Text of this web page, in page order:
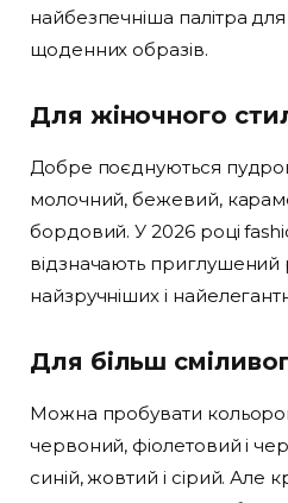
найбезпечніша палітра
щоденних образів.
Для жіночного
Добре поєднуються
молочний, бежевий,
бордовий. У 2026 році
відзначають приглушений
найзручніших і
Для більш
Можна пробувати
червоний, фіолетовий і
синій, жовтий і сірий. Але